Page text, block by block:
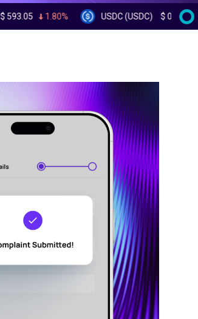
1.80% USDC (USDC) $0.999538 0.00%